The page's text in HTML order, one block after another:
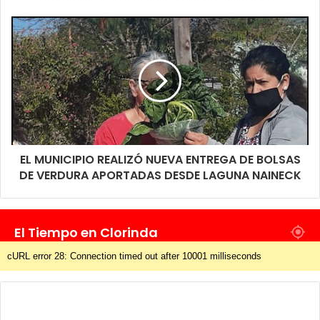
EL MUNICIPIO REALIZÓ NUEVA ENTREGA DE BOLSAS
DE VERDURA APORTADAS DESDE LAGUNA NAINECK
El Tiempo en Clorinda
cURL error 28: Connection timed out after 10001 milliseconds